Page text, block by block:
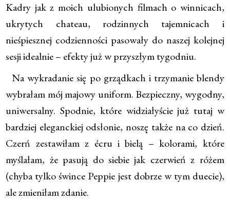
Kadry jak z moich ulubionych filmach o winnicach,
ukrytych chateau, rodzinnych tajemnicach i
nieśpiesznej codzienności pasowały do naszej kolejnej
sesji idealnie – efekty już w przyszłym tygodniu.
Na wykradanie się po grządkach i trzymanie blendy
wybrałam mój majowy uniform. Bezpieczny, wygodny,
uniwersalny. Spodnie, które widziałyście już tutaj w
bardziej eleganckiej odsłonie, noszę także na co dzień.
Czerń zestawiłam z écru i bielą – kolorami, które
myślałam, że pasują do siebie jak czerwień z różem
(chyba tylko śwince Peppie jest dobrze w tym duecie),
ale zmieniłam zdanie.